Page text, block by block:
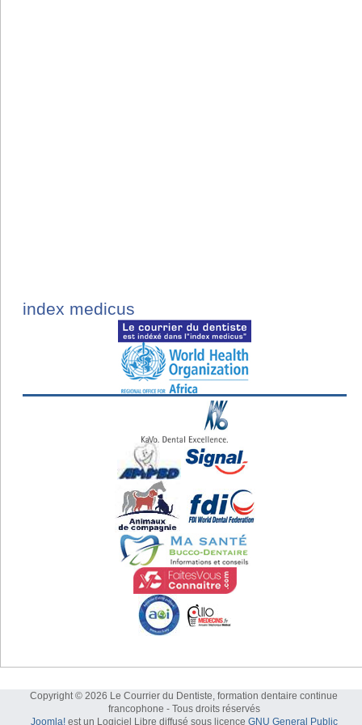
index medicus
Copyright © 2026 Le Courrier du Dentiste, formation dentaire continue
francophone - Tous droits réservés
Joomla!est un Logiciel Libre diffusé sous licence GNU General Public